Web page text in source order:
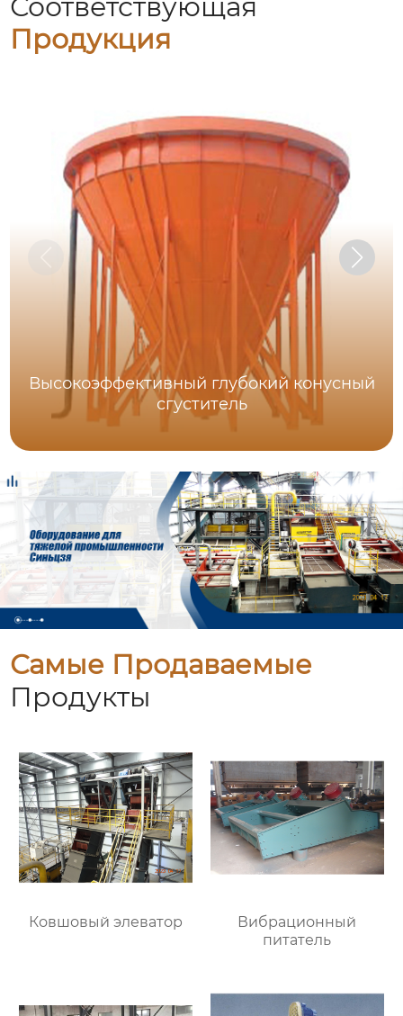
Соответствующая
Продукция
Высокоэффективный глубокий конусный
сгуститель
Самые Продаваемые
Продукты
Ковшовый элеватор
Вибрационный
питатель